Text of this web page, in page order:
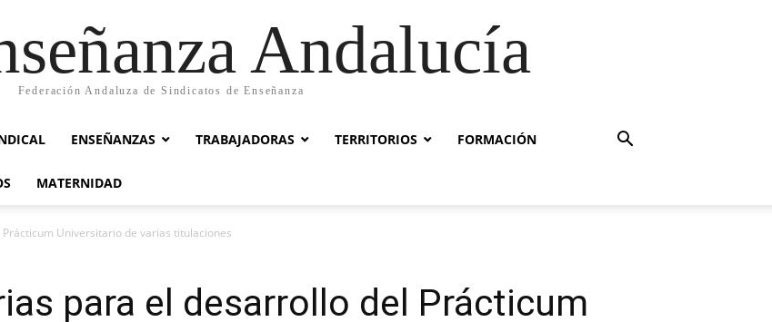
Andalucía
Federación Andaluza de Sindicatos de Enseñanza
ENSEÑANZAS TRABAJADORAS TERRITORIOS FORMACIÓN
MATERNIDAD
Universitario de varias titulaciones
para el desarrollo del Prácticum